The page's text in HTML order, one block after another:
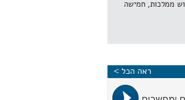
ממלכות, חמישה
ראה הכל >